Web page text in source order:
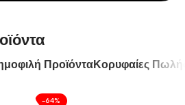
ΠροϊόνταΚορυφαίες
-64%